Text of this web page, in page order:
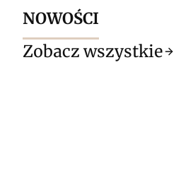
NOWOŚCI
Zobacz wszystkie